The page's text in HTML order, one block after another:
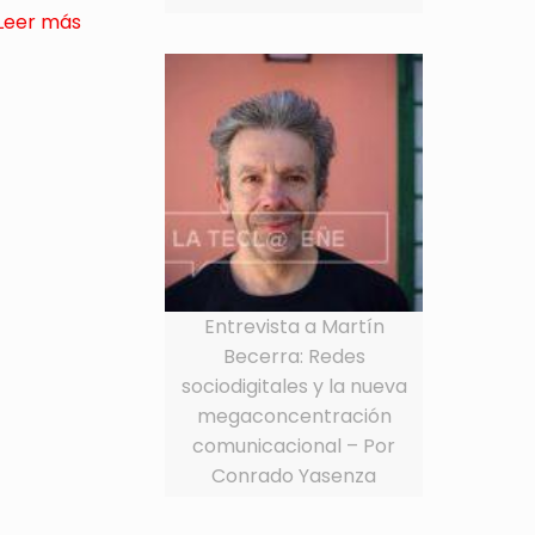
más
Entrevista a Martín
Becerra: Redes
sociodigitales y la nueva
megaconcentración
comunicacional – Por
Conrado Yasenza